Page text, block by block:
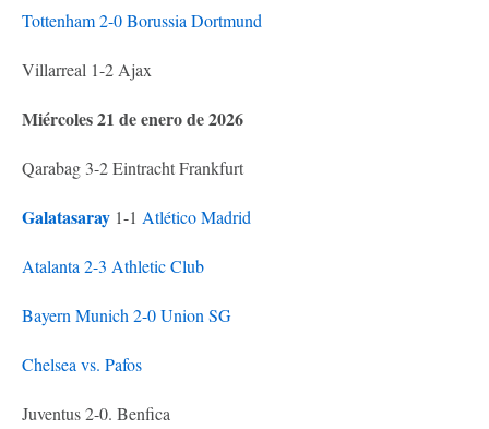
Tottenham 2-0 Borussia Dortmund
Villarreal 1-2 Ajax
Miércoles 21 de enero de 2026
Qarabag 3-2 Eintracht Frankfurt
Galatasaray 1-1 Atlético Madrid
Atalanta 2-3 Athletic Club
Bayern Munich 2-0 Union SG
Chelsea vs. Pafos
Juventus 2-0. Benfica